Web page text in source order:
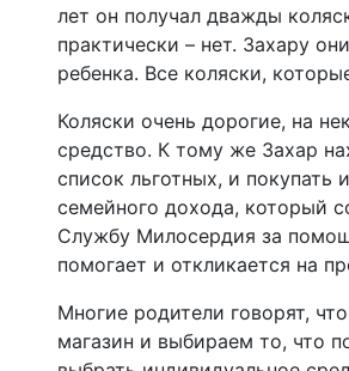
лет он получал дважды
практически – нет. Захару
ребенка. Все коляски,
Коляски очень дорогие, на
средство. К тому же Захар
список льготных, и покупать
семейного дохода, который
Службу Милосердия за
помогает и откликается на
Многие родители говорят,
магазин и выбираем то, что